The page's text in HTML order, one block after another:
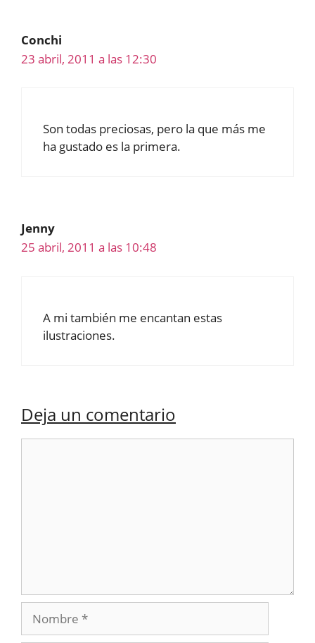
Conchi
23 abril, 2011 a las 12:30
Son todas preciosas, pero la que más me
ha gustado es la primera.
Jenny
25 abril, 2011 a las 10:48
A mi también me encantan estas
ilustraciones.
Deja un comentario
Nombre